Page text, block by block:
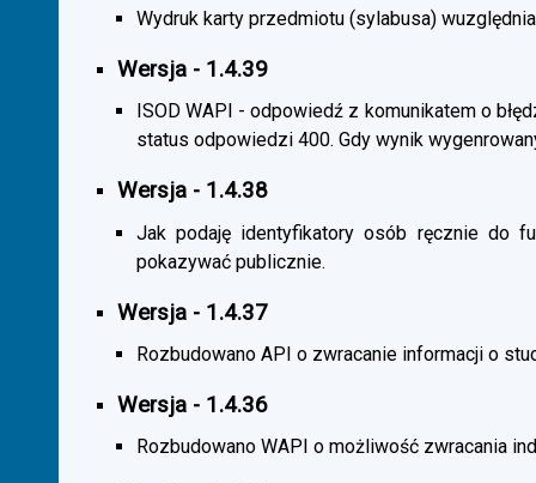
Wydruk karty przedmiotu (sylabusa)
Wersja - 1.4.39
ISOD WAPI - odpowiedź z komunikatem o
status odpowiedzi 400. Gdy wynik
Wersja - 1.4.38
Jak podaję identyfikatory osób ręcznie do
pokazywać publicznie.
Wersja - 1.4.37
Rozbudowano API o zwracanie informacji o
Wersja - 1.4.36
Rozbudowano WAPI o możliwość zwracania